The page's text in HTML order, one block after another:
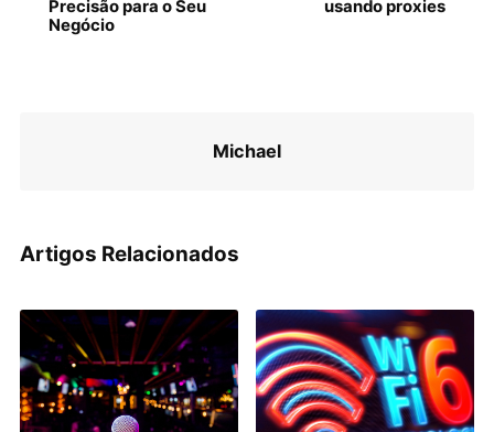
Precisão para o Seu
Negócio
usando proxies
Michael
Artigos Relacionados